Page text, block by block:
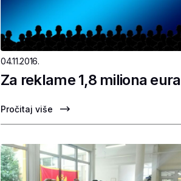
04.11.2016.
Za reklame 1,8 miliona eura
Pročitaj više